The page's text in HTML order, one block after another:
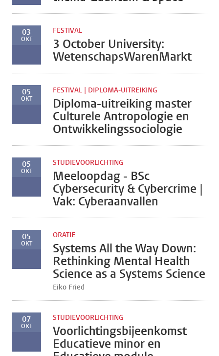
03
OKT
FESTIVAL
3 October University:
WetenschapsWarenMarkt
05
OKT
FESTIVAL | DIPLOMA-UITREIKING
Diploma-uitreiking master
Culturele Antropologie en
Ontwikkelingssociologie
05
OKT
STUDIEVOORLICHTING
Meeloopdag - BSc
Cybersecurity & Cybercrime |
Vak: Cyberaanvallen
05
OKT
ORATIE
Systems All the Way Down:
Rethinking Mental Health
Science as a Systems Science
Eiko Fried
07
OKT
STUDIEVOORLICHTING
Voorlichtingsbijeenkomst
Educatieve minor en